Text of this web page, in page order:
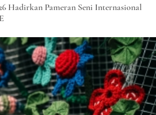
Hadirkan Pameran Seni Internasional